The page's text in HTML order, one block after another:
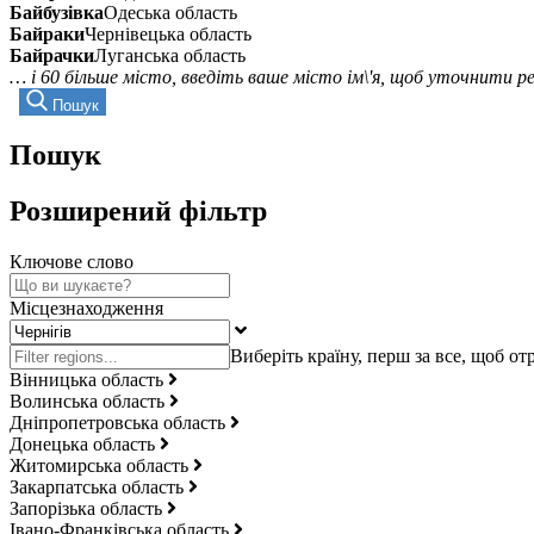
БайбузівкаОдеська область
БайракиЧернівецька область
БайрачкиЛуганська область
… і 60 більше місто, введіть ваше місто ім\'я, щоб уточнити
Пошук
Пошук
Розширений фільтр
Ключове слово
Місцезнаходження
Вінницька область
Волинська область
Дніпропетровська область
Донецька область
Житомирська область
Закарпатська область
Запорізька область
Івано-Франківська область